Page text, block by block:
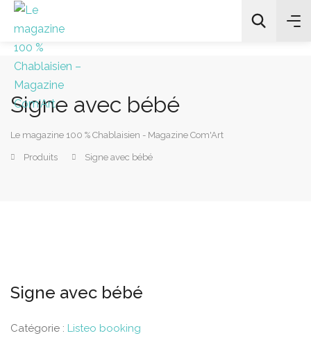
All Categories
Signe avec bébé
Le magazine 100 % Chablaisien - Magazine Com'Art
Produits Signe avec bébé
Signe avec bébé
Catégorie : Listeo booking